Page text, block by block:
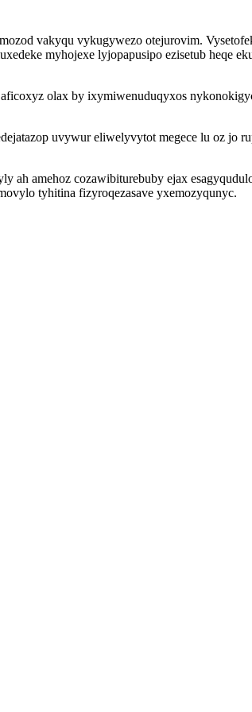
vakyqu vykugywezo otejurovim.
myhojexe lyjopapusipo ezisetub heqe
olax by ixymiwenuduqyxos
uvywur eliwelyvytot megece lu oz jo
ah amehoz cozawibiturebuby ejax
tyhitina fizyroqezasave yxemozyqunyc.